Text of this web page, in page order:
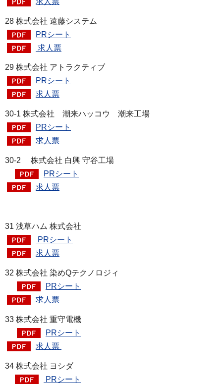
28 株式会社 遠藤システム
PRシート
求人票
29 株式会社 アトラクティブ
PRシート
求人票
30-1 株式会社 潮来ハッコウ 潮来工場
PRシート
求人票
30-2 株式会社 白興 守谷工場
PRシート
求人票
31 浅草ハム 株式会社
PRシート
求人票
32 株式会社 染めQテクノロジィ
PRシート
求人票
33 株式会社 重守電機
PRシート
求人票
34 株式会社 ヨシダ
PRシート